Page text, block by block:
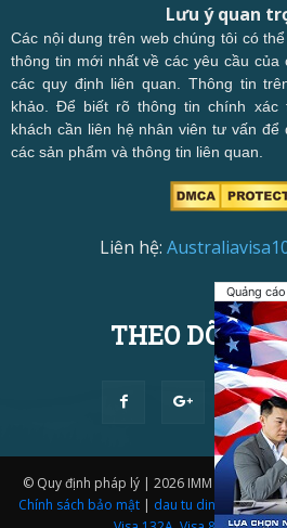
Quảng cáo
Lưu ý quan
Các nội dung trên web chúng tôi có
thông tin mới nhất về các yêu cầu
các quy định liên quan. Thông tin
khảo. Để biết rõ thông tin chính xác
khách cần liên hệ nhân viên tư vấn
các sản phẩm và thông tin liên quan.
Liên hệ:
THEO DÕI
© Quy định pháp lý | 2026 IMM Group |
Chính sách bảo mật | dau tu dinh cu uc|